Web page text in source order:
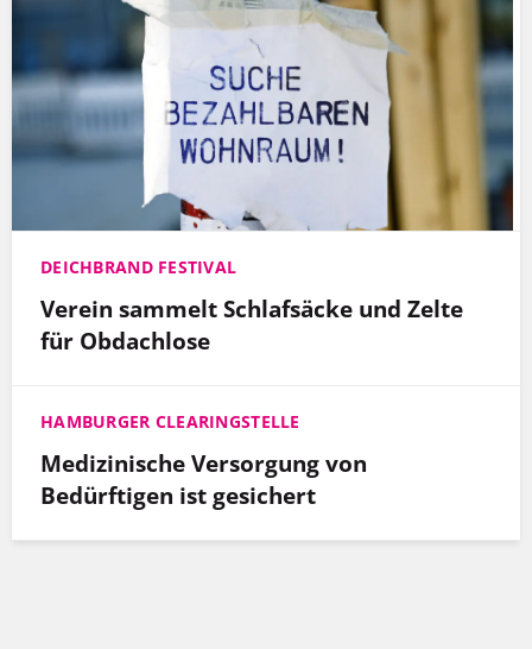
DEICHBRAND FESTIVAL
Verein sammelt Schlafsäcke und Zelte
für Obdachlose
HAMBURGER CLEARINGSTELLE
Medizinische Versorgung von
Bedürftigen ist gesichert